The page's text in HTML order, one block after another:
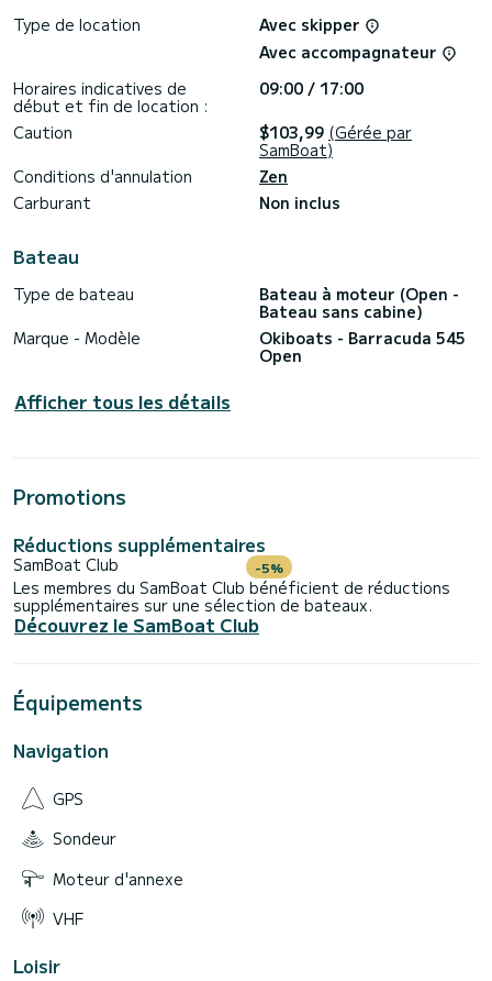
-Visite Guidée : Skipper expert pour recommander les
endroits incontournables et les trésors cachés de la Baie de
voyage avec le Wi-Fi gratuit
-Équipement de Plongée : Vous pouvez explorer les eaux
cristallines de la baie
-Boisson de Bienvenue : Profitez d'une boisson offerte pour
commencer votre aventure avec style
-Animaux : Il est autorisé d'emmener des animaux à bord !
L'Okiboats Barracuda 545 offre le mélange parfait de
idéal pour découvrir la beauté incomparable de la Baie de
Kotor.
N'hésitez pas à nous contacter pour toute autre
information et réservez votre meilleure expérience en
Type de location
Avec skipper
Avec accompagnateur
Horaires indicatives de
début et fin de location :
09:00 / 17:00
Caution
$103,99 (Gérée par
SamBoat)
Conditions d'annulation
Zen
Carburant
Non inclus
Bateau
Type de bateau
Bateau à moteur (Open -
Bateau sans cabine)
Marque - Modèle
Okiboats - Barracuda 545
Open
Afficher tous les détails
Promotions
Réductions supplémentaires
SamBoat Club -5%
Les membres du SamBoat Club bénéficient de réductions
supplémentaires sur une sélection de bateaux.
Découvrez le SamBoat Club
Équipements
Navigation
GPS
Sondeur
Moteur d'annexe
VHF
Loisir